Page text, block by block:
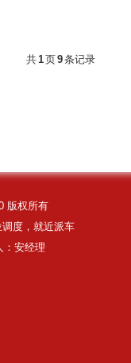
共1页9条记录
版权所有
度，就近派车
安经理